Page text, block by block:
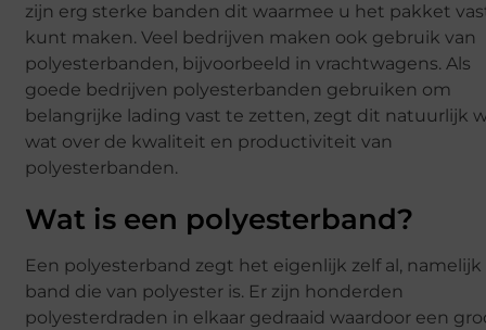
zijn erg sterke banden dit waarmee u het pakket
kunt maken. Veel bedrijven maken ook gebruik van
polyesterbanden, bijvoorbeeld in vrachtwagens. Als
goede bedrijven polyesterbanden gebruiken om
belangrijke lading vast te zetten, zegt dit natuurlijk
wat over de kwaliteit en productiviteit van
polyesterbanden.
Wat is een polyesterband?
Een polyesterband zegt het eigenlijk zelf al, namelijk
band die van polyester is. Er zijn honderden
polyesterdraden in elkaar gedraaid waardoor een